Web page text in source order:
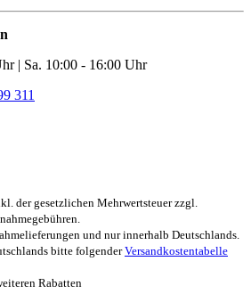
| Sa. 10:00 - 16:00 Uhr
311
der gesetzlichen Mehrwertsteuer zzgl.
und nur innerhalb Deutschlands.
bitte folgenderVersandkostentabelle
Rabatten